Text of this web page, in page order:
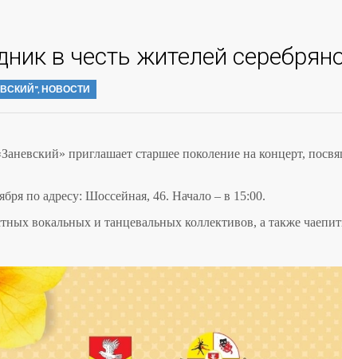
в честь жителей
,НОВОСТИ
приглашает старшее поколение на концерт,
по адресу: Шоссейная, 46. Начало – в 15:00.
вокальных и танцевальных коллективов, а также